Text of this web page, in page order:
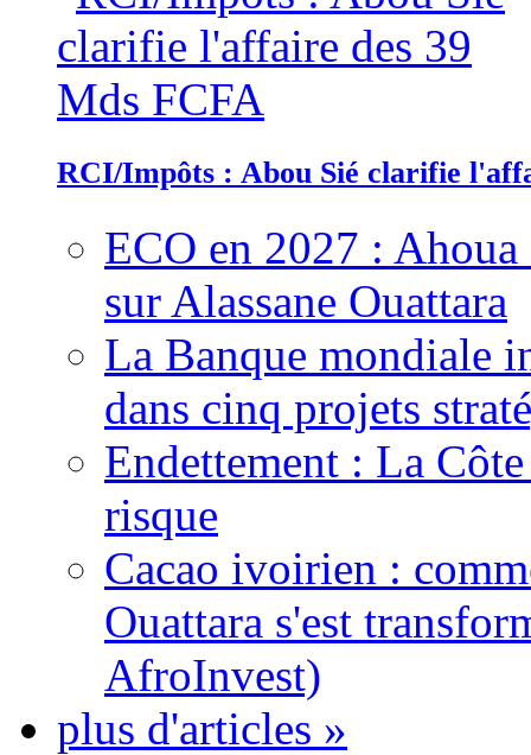
RCI/Impôts : Abou Sié clarifie
ECO en 2027 :
sur Alassane Ouattara
La Banque mondiale
dans cinq projets
Endettement : La
risque
Cacao ivoirien :
Ouattara s'est
AfroInvest)
plus d'articles »